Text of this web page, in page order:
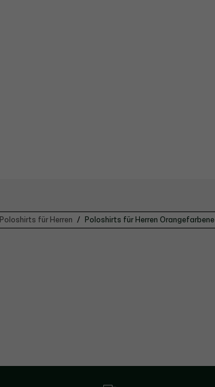
Poloshirts für Herren Poloshirts für Herren Orangefarbene